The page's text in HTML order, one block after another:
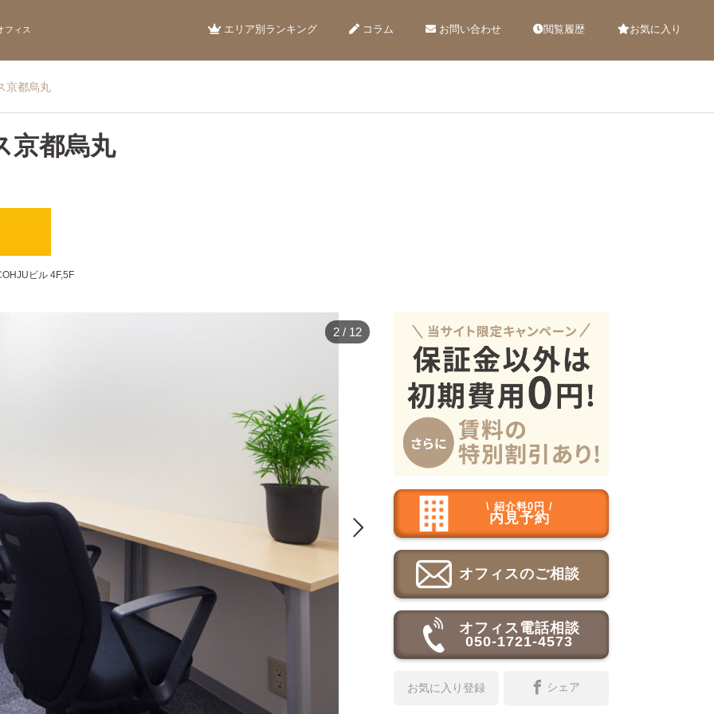
フィス エリア別ランキング コラム お問い合わせ 閲覧履歴 お気に入り
京都烏丸
京都烏丸
ビル 4F,5F

3 / 12
\ 紹介料0円 /
内見予約
オフィスのご相談
オフィス電話相談
050-1721-4573
お気に入り登録 シェア